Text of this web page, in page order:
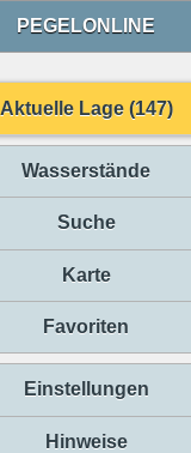
PEGELONLINE
Aktuelle Lage (147)
Wasserstände
Suche
Karte
Favoriten
Einstellungen
Hinweise